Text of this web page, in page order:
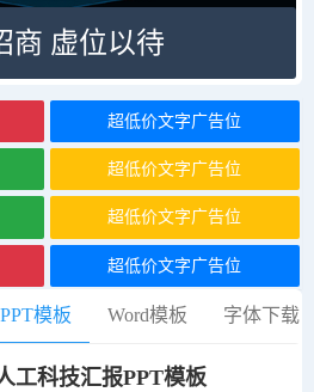
商 虚位以待
超低价文字广告位
超低价文字广告位
超低价文字广告位
超低价文字广告位
PPT模板 Word模板 字体下载
工科技汇报PPT模板